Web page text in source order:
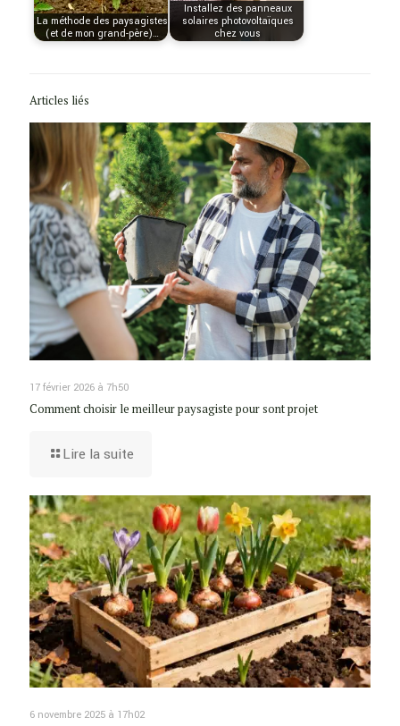
La méthode des paysagistes
(et de mon grand-père)…
Installez des panneaux
solaires photovoltaïques
chez vous
Articles liés
17 février 2026 à 7h50
Comment choisir le meilleur paysagiste pour sont projet
Lire la suite
6 novembre 2025 à 17h02